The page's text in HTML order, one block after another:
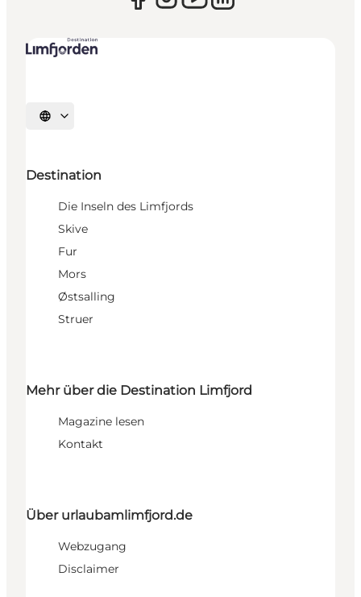
Sprache auswählen
Destination
Die Inseln des Limfjords
Skive
Fur
Mors
Østsalling
Struer
Mehr über die Destination Limfjord
Magazine lesen
Kontakt
Über urlaubamlimfjord.de
Webzugang
Disclaimer